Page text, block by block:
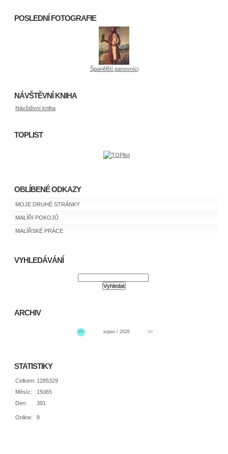
POSLEDNÍ FOTOGRAFIE
Španělští panovníci
NÁVŠTĚVNÍ KNIHA
Návštěvní kniha
TOPLIST
OBLÍBENÉ ODKAZY
MOJE DRUHÉ STRÁNKY
MALÍŘI POKOJŮ
MALÍŘSKÉ PRÁCE
VYHLEDÁVÁNÍ
ARCHIV
<< srpen / 2026 >>
STATISTIKY
Online: 8
Celkem: 1285329
Měsíc:
15065
Den:
391